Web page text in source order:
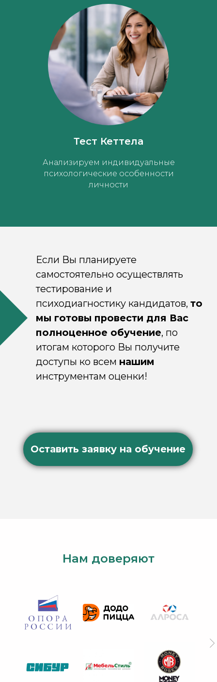
Тест Кеттела
Анализируем индивидуальные
психологические особенности
личности
Нам доверяют